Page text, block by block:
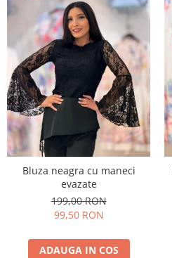
Bluza neagra cu maneci
evazate
199,00 RON
99,50 RON
ADAUGA IN COS